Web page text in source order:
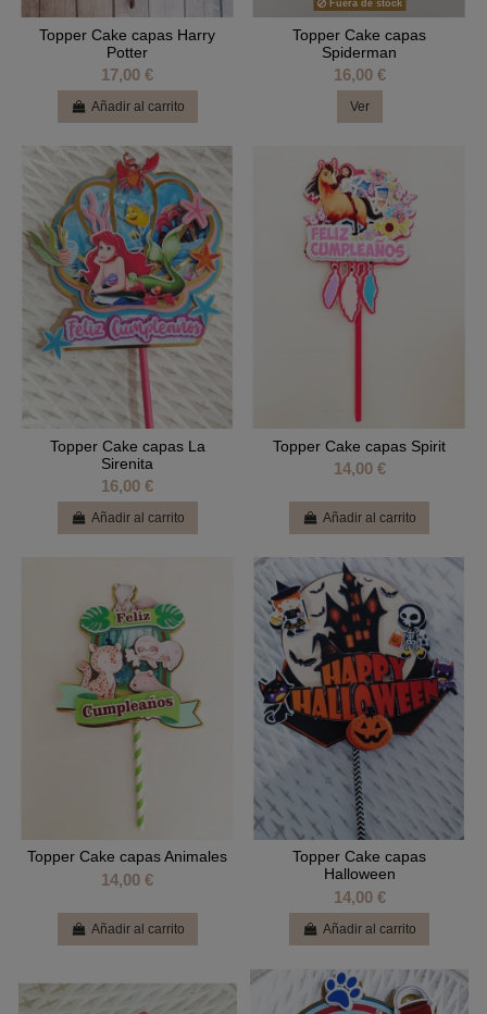
Topper Cake capas Harry
Potter
17,00 €
Añadir al carrito
Fuera de stock
Topper Cake capas
Spiderman
16,00 €
Ver
Topper Cake capas La
Sirenita
16,00 €
Añadir al carrito
Topper Cake capas Spirit
14,00 €
Añadir al carrito
Topper Cake capas Animales
14,00 €
Añadir al carrito
Topper Cake capas
Halloween
14,00 €
Añadir al carrito